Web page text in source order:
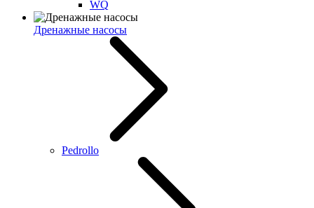
WQ
Дренажные насосы
Pedrollo